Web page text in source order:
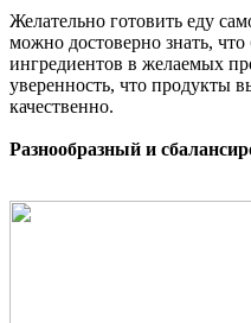
Желательно готовить еду
можно достоверно знать,
ингредиентов в желаемых
уверенность, что продукты
качественно.
Разнообразный и